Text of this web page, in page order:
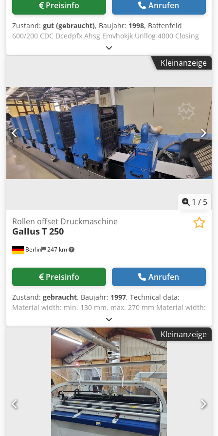
Preisinfo Anrufen
Zustand: gut (gebraucht), Baujahr: 1998, Battenfeld
600/200 CDC Dcedpfx Ahsg Emvhokjk Unllog 4000 Closing
60 TO Bj 1997 Scrow 30 mm Spritzgeweicht ca 90 g
Kleinanzeige
1 / 5
Berlin 247 km
Rollen offset Druckmaschine
GallusT 250
Preisinfo Anrufen
Zustand: gebraucht, Baujahr: 1997, Technical data:
Material width: min. 130 mm, max. 270 mm Material width:
max. 244 mm Print repeat length: min. 101.6 mm, max. 254
mm Machine components: • Corona treatment • 5 × offset
printing units • 1 × flexo printing unit • Flat hot foil
stamping unit Dcjdpfxjxpilrj Ahksk • Flat die-cutting unit
Kleinanzeige